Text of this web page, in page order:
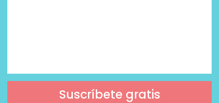
Suscríbete gratis